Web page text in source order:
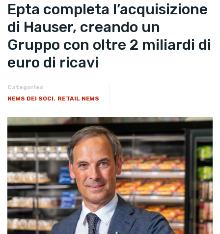
Epta completa l’acquisizione
di Hauser, creando un
Gruppo con oltre 2 miliardi di
euro di ricavi
Categories
NEWS DEI SOCI, RETAIL NEWS